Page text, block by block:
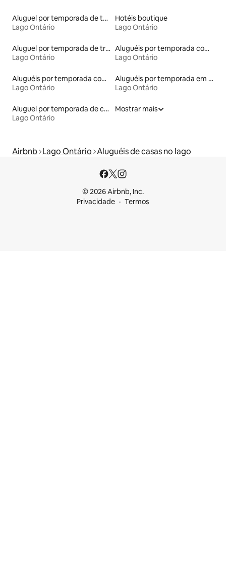
Aluguel por temporada de townhouses
Lago Ontário
Hotéis boutique
Lago Ontário
Aluguel por temporada de trailers
Lago Ontário
Aluguéis por temporada com banheiro para PCD
Lago Ontário
Aluguéis por temporada com acesso ao lago
Lago Ontário
Aluguéis por temporada em hotéis-fazenda
Lago Ontário
Aluguel por temporada de casas de hóspedes
Lago Ontário
Mostrar mais
Airbnb Lago Ontário Aluguéis de casas no lago
© 2026 Airbnb, Inc.
Privacidade
Termos